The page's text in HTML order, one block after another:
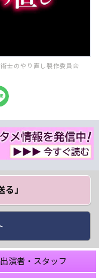
士のやり直し製作委員会
る」
出演者・スタッフ